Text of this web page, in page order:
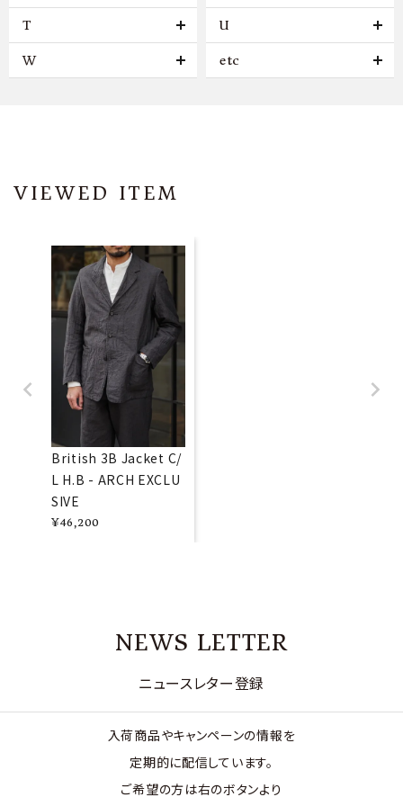
T U
W etc
VIEWED ITEM
British 3B Jacket C/
L H.B - ARCH EXCLU
SIVE
¥46,200
NEWS LETTER
ニュースレター登録
入荷商品やキャンペーンの情報を
定期的に配信しています。
ご希望の方は右のボタンより